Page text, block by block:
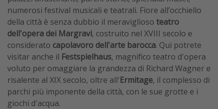
numerosi festival musicali e teatrali. Fiore all’occhiello
della città è senza dubbio il meraviglioso teatro
dell'opera dei Margravi, costruito nel XVIII secolo e
considerato capolavoro dell'arte barocca. Qui potrete
visitar anche il Festspielhaus, magnifico teatro d'opera
voluto per omaggiare la grandezza di Richard Wagner e
risalente al XIX secolo, oltre all'Ermitage, il complesso di
parchi più imponente della città, con le sue grotte e i
giochi d'acqua.